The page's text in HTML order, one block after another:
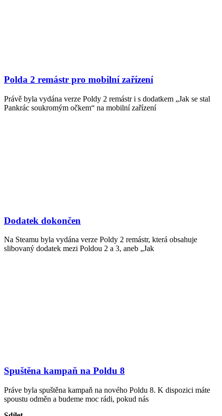
Polda 2 remástr pro mobilní zařízení
Právě byla vydána verze Poldy 2 remástr i s dodatkem „Jak se stal
Pankrác soukromým očkem“ na mobilní zařízení
Dodatek dokončen
Na Steamu byla vydána verze Poldy 2 remástr, která obsahuje
slibovaný dodatek mezi Poldou 2 a 3, aneb „Jak
Spuštěna kampaň na Poldu 8
Práve byla spuštěna kampaň na nového Poldu 8. K dispozici máte
spoustu odměn a budeme moc rádi, pokud nás